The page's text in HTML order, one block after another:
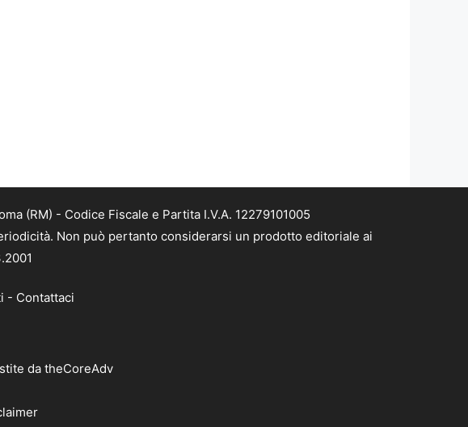
(RM) - Codice Fiscale e Partita I.V.A. 12279101005
Non può pertanto considerarsi un prodotto editoriale ai
- Contattaci
da theCoreAdv